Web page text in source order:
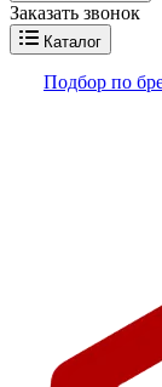
Заказать звонок
Каталог
Подбор по